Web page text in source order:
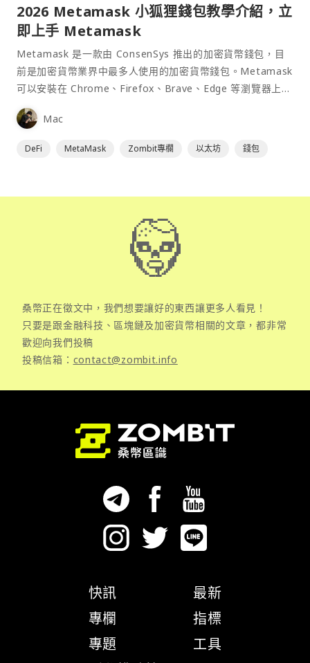
2026 Metamask 小狐狸錢包教學介紹，立
即上手 Metamask
Metamask 是一款由 ConsenSys 推出的加密貨幣錢包，目
前是加密貨幣業界中最多人使用的加密貨幣錢包。Metamask
可以安裝在 Chrome、Firefox、Brave、Edge 等瀏覽器上作
為插件使用，具備許多功能且使用上非常方便。
Mac
DeFi MetaMask Zombit專欄 以太坊 錢包
桑幣正在徵文中，我們想要讓好的東西讓更多人看見！
只要是跟金融科技、區塊鏈及加密貨幣相關的文章，都非常
歡迎向我們投稿
投稿信箱： contact@zombit.info
快訊
專欄
專題
最新
指標
工具